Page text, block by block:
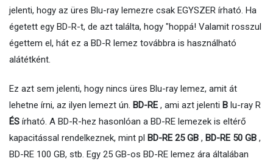
jelenti, hogy az üres Blu-ray lemezre csak EGYSZER írható. Ha
égetett egy BD-R-t, de azt találta, hogy "hoppá! Valamit rosszul
égettem el, hát ez a BD-R lemez továbbra is használható
alátétként.
Ez azt sem jelenti, hogy nincs üres Blu-ray lemez, amit át
lehetne írni, az ilyen lemezt ún. BD-RE , ami azt jelenti B lu-ray R
ÉS írható. A BD-R-hez hasonlóan a BD-RE lemezek is eltérő
kapacitással rendelkeznek, mint pl BD-RE 25 GB , BD-RE 50 GB ,
BD-RE 100 GB, stb. Egy 25 GB-os BD-RE lemez ára általában